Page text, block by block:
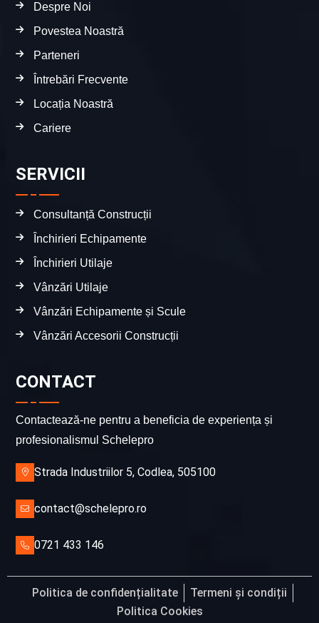
Despre Noi
Povestea Noastră
Parteneri
Întrebări Frecvente
Locația Noastră
Cariere
SERVICII
Consultanță Construcții
Închirieri Echipamente
Închirieri Utilaje
Vânzări Utilaje
Vânzări Echipamente și Scule
Vânzări Accesorii Construcții
CONTACT
Contactează-ne pentru a beneficia de experiența și
profesionalismul Schelepro
Strada Industriilor 5, Codlea, 505100
contact@schelepro.ro
0721 433 146
Politica de confidențialitate
Termeni și condiții
Politica Cookies